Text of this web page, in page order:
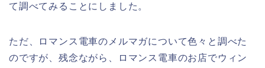
て調べてみることにしました。
ただ、ロマンス電車のメルマガについて色々と調べた
のですが、残念ながら、ロマンス電車のお店でウィン